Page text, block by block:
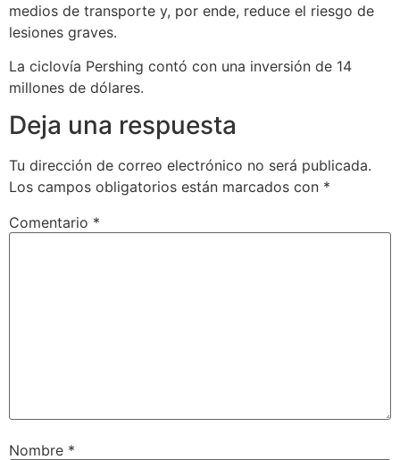
medios de transporte y, por ende, reduce el riesgo de
lesiones graves.
La ciclovía Pershing contó con una inversión de 14
millones de dólares.
Deja una respuesta
Tu dirección de correo electrónico no será publicada.
Los campos obligatorios están marcados con *
Comentario *
Nombre *